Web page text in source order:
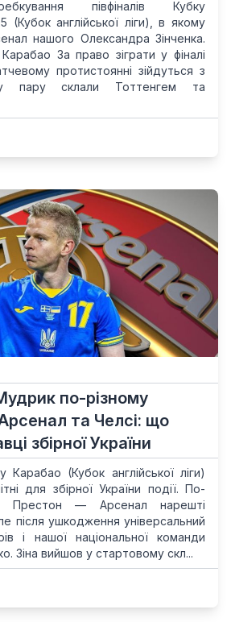
півфіналів Кубку
(Кубок англійської ліги), в якому
нашого Олександра Зінченка.
За право зіграти у фіналі
протистоянні зійдуться з
пару склали Тоттенгем та
по-різному
та Челсі: що
збірної України
Карабао (Кубок англійської ліги)
для збірної України події. По-
Престон — Арсенал нарешті
після ушкодження універсальний
і нашої національної команди
Зіна вийшов у стартовому скл...